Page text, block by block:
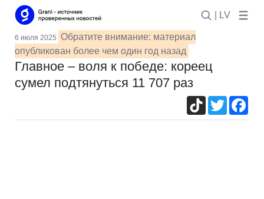
| LV
6 июля 2025 Обратите внимание: материал
опубликован более чем один год назад
Главное – воля к победе: кореец
сумел подтянуться 11 707 раз
TikTokTwitter